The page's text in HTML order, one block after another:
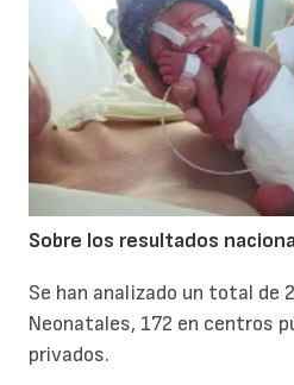
Sobre los resultados
Se han analizado un total de
Neonatales, 172 en centros
privados.